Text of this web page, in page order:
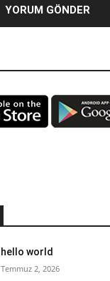
hello world
Temmuz 2, 2026